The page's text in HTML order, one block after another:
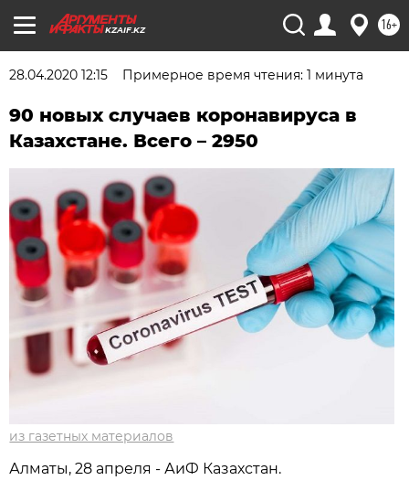
KZAIF.KZ 16+
28.04.2020 12:15 Примерное время чтения: 1 минута
90 новых случаев коронавируса в
Казахстане. Всего – 2950
из газетных материалов
Алматы, 28 апреля - АиФ Казахстан.